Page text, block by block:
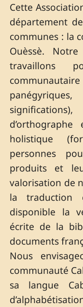
Cette
département
communes : la
Ouèssè.
travaillons
holistique
personnes
produits et
valorisation de
la traduction
disponible la
écrite de la
documents
Nous
communauté
sa langue